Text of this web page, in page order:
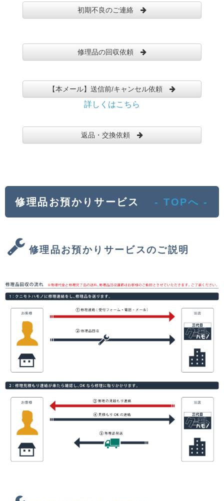
初期不良のご連絡
修理品の回収依頼
【本メール】送信前/キャンセル依頼
詳しくはこちら
返品・交換依頼
修理品お預かりサービス - TOPへ -
修理品お預かりサービスのご説明